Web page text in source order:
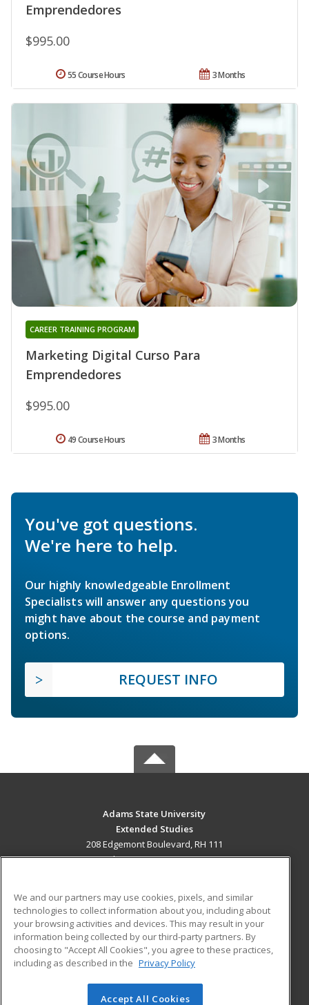
Emprendedores
$995.00
3 Months
55 Course Hours
Marketing Digital Curso Para
Emprendedores
CAREER TRAINING PROGRAM
$995.00
3 Months
49 Course Hours
You've got questions.
We're here to help.
Our highly knowledgeable Enrollment
Specialists will answer any questions you
might have about the course and payment
options.
REQUEST INFO
Adams State University
Extended Studies
208 Edgemont Boulevard, RH 111
Alamosa, CO 81102 US
Career Training
ADDITIONAL RESOURCES
Military
Help
Student Blog
© 2026 ed2go, a division of Cengage Learning. All rights
We and our partners may use cookies, pixels, and similar
technologies to collect information about you, including about
your browsing activities and devices. This may result in your
information being collected by our third-party partners. By
choosing to "Accept All Cookies", you agree to these practices,
including as described in the Privacy Policy
Accept All Cookies